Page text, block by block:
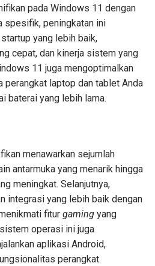
pada Windows 11 dengan
spesifik, peningkatan ini
yang lebih baik,
cepat, dan kinerja sistem yang
11 juga mengoptimalkan
laptop dan tablet Anda
baterai yang lebih lama.
menawarkan sejumlah
antarmuka yang menarik hingga
meningkat. Selanjutnya,
integrasi yang lebih baik dengan
fitur gaming yang
operasi ini juga
aplikasi Android,
perangkat.